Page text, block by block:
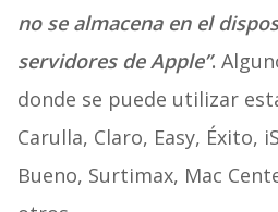
no se almacena en el
servidores de Apple”.
donde se puede utilizar
Carulla, Claro, Easy, Éxito,
Bueno, Surtimax, Mac